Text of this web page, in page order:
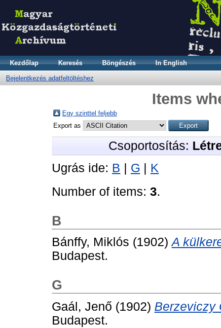
Kezdőlap Keresés Böngészés In English
Bejelentkezés adatfeltöltéshez
Items
Egy szinttel feljebb
Export as
Csoportosítás:
Ugrás ide: B | G | K
Number of items: 3.
B
Bánffy, Miklós (1902)A
Budapest.
G
Gaál, Jenő (1902) Berzeviczy
Budapest.